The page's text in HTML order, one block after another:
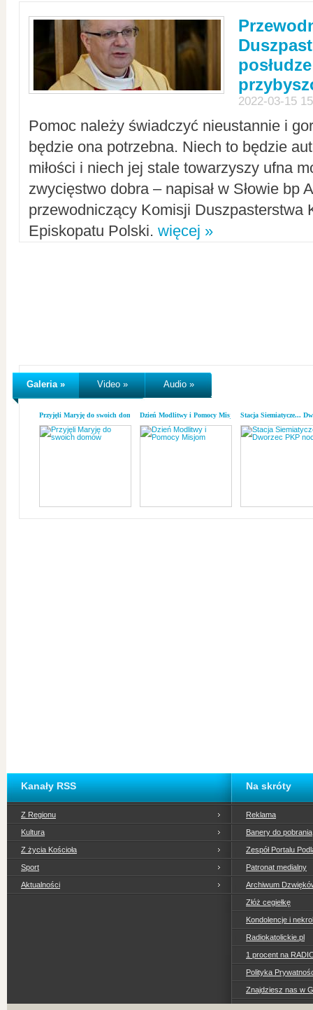
2022-03-15
Pomoc należy świadczyć nieustannie i
będzie ona potrzebna. Niech to będzie
miłości i niech jej stale towarzyszy ufna
zwycięstwo dobra – napisał w Słowie bp
przewodniczący Komisji Duszpasterstwa
Episkopatu Polski. więcej »
Galeria » Video » Audio »
Przyjęli Maryję do swoich domówDzień Modlitwy i Pomocy MisjomStacja Siemiatycze...
Kanały RSS
Z Regionu
Kultura
Z życia Kościoła
Sport
Aktualności
Na skróty
Reklama
Banery do pobrania
Zespół Portalu
Patronat medialny
Archiwum
Złóż cegiełkę
Kondolencje i
Radiokatolickie.pl
1 procent na
Polityka
Znajdziesz nas w